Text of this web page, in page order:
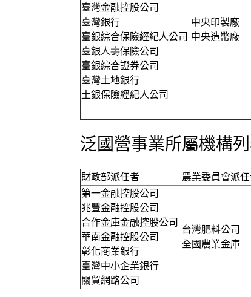
臺灣金融控股公司
臺灣銀行
臺銀綜合保險經紀人公司
臺銀人壽保險公司
臺銀綜合證券公司
臺灣土地銀行
土銀保險經紀人公司
中央印製廠
中央造幣廠
泛國營事業所屬機構
財政部派任者 農業委員會派
第一金融控股公司
兆豐金融控股公司
合作金庫金融控股公司
華南金融控股公司
彰化商業銀行
臺灣中小企業銀行
關貿網路公司
台灣肥料公司
全國農業金庫